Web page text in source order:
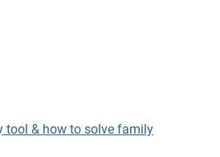
tool & how to solve family